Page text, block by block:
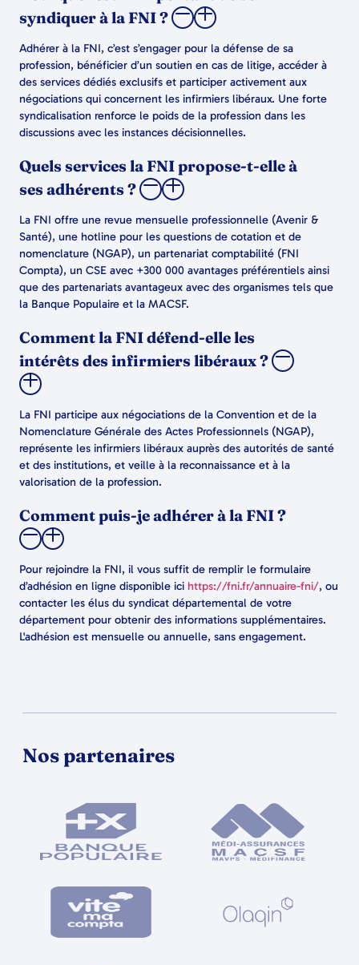
syndiquer à la FNI ?
Adhérer à la FNI, c’est s’engager pour la défense de sa
profession, bénéficier d’un soutien en cas de litige, accéder à
des services dédiés exclusifs et participer activement aux
négociations qui concernent les infirmiers libéraux. Une forte
syndicalisation renforce le poids de la profession dans les
discussions avec les instances décisionnelles.
Quels services la FNI propose-t-elle à
ses adhérents ?
La FNI offre une revue mensuelle professionnelle (Avenir &
Santé), une hotline pour les questions de cotation et de
nomenclature (NGAP), un partenariat comptabilité (FNI
Compta), un CSE avec +300 000 avantages préférentiels ainsi
que des partenariats avantageux avec des organismes tels que
la Banque Populaire et la MACSF.
Comment la FNI défend-elle les
intérêts des infirmiers libéraux ?
La FNI participe aux négociations de la Convention et de la
Nomenclature Générale des Actes Professionnels (NGAP),
représente les infirmiers libéraux auprès des autorités de santé
et des institutions, et veille à la reconnaissance et à la
valorisation de la profession.
Comment puis-je adhérer à la FNI ?
Pour rejoindre la FNI, il vous suffit de remplir le formulaire
d’adhésion en ligne disponible ici https://fni.fr/annuaire-fni/, ou
contacter les élus du syndicat départemental de votre
département pour obtenir des informations supplémentaires.
L'adhésion est mensuelle ou annuelle, sans engagement.
Nos partenaires